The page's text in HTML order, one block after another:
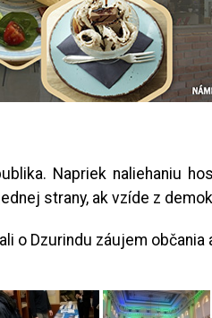
Napriek naliehaniu
strany, ak vzíde z
o Dzurindu záujem občania